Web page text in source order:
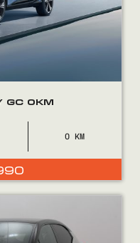
GC 0KM
0